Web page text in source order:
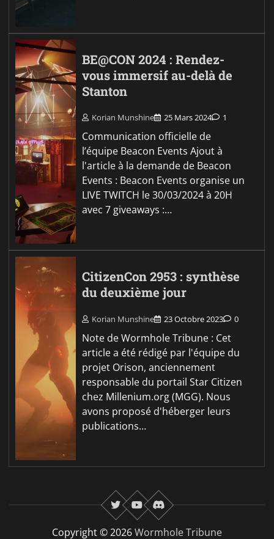
BE@CON 2024 : Rendez-
vous immersif au-delà de
Stanton
Korian Munshine 25 Mars 2024 1
Communication officielle de
l’équipe Beacon Events Ajout à
l'article à la demande de Beacon
Events : Beacon Events organise un
LIVE TWITCH le 30/03/2024 à 20H
avec 7 giveaways :…
CitizenCon 2953 : synthèse
du deuxième jour
Korian Munshine 23 Octobre 2023 0
Note de Wormhole Tribune : Cet
article a été rédigé par l'équipe du
projet Orison, anciennement
responsable du portail Star Citizen
chez Millenium.org (MGG). Nous
avons proposé d'héberger leurs
publications…
twitteryoutubeDiscord
Copyright © 2026Wormhole Tribune